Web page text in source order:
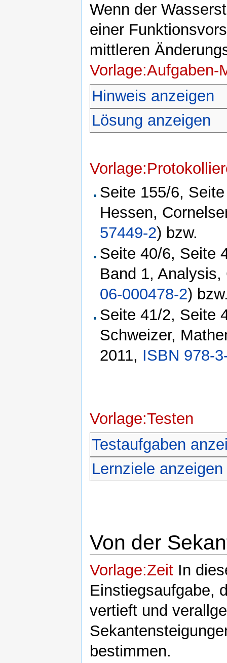
Wenn der
einer
mittleren
Vorlage:Aufgaben-
Hinweis anzeigen
Lösung anzeigen
Seite 155/6,
Hessen,
57449-2) bzw.
Seite 40/6, Seite
Band 1,
06-000478-2)
Seite 41/2, Seite
Schweizer,
2011, ISBN 978-
Vorlage:Testen
Testaufgaben
Lernziele anzeigen
Von der
Vorlage:Zeit In
Einstiegsaufgabe,
vertieft und
bestimmen.